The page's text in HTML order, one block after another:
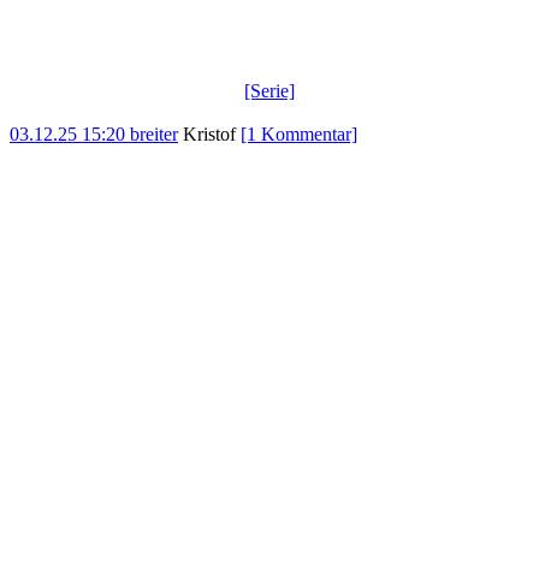
[Serie]
03.12.25 15:20 breiterKristof [1 Kommentar]